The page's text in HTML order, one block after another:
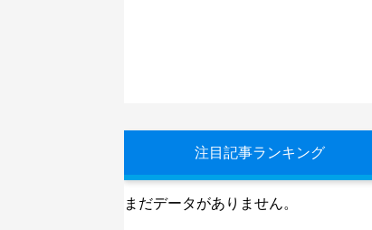
注目記事ランキング
まだデータがありません。